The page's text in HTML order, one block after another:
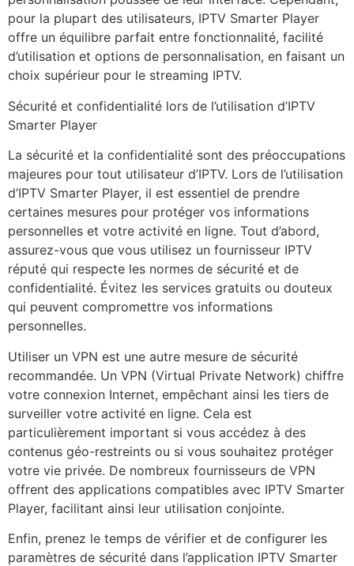
pour la plupart des utilisateurs, IPTV Smarter Player
offre un équilibre parfait entre fonctionnalité, facilité
d’utilisation et options de personnalisation, en faisant un
choix supérieur pour le streaming IPTV.
Sécurité et confidentialité lors de l’utilisation d’IPTV
Smarter Player
La sécurité et la confidentialité sont des préoccupations
majeures pour tout utilisateur d’IPTV. Lors de l’utilisation
d’IPTV Smarter Player, il est essentiel de prendre
certaines mesures pour protéger vos informations
personnelles et votre activité en ligne. Tout d’abord,
assurez-vous que vous utilisez un fournisseur IPTV
réputé qui respecte les normes de sécurité et de
confidentialité. Évitez les services gratuits ou douteux
qui peuvent compromettre vos informations
personnelles.
Utiliser un VPN est une autre mesure de sécurité
recommandée. Un VPN (Virtual Private Network) chiffre
votre connexion Internet, empêchant ainsi les tiers de
surveiller votre activité en ligne. Cela est
particulièrement important si vous accédez à des
contenus géo-restreints ou si vous souhaitez protéger
votre vie privée. De nombreux fournisseurs de VPN
offrent des applications compatibles avec IPTV Smarter
Player, facilitant ainsi leur utilisation conjointe.
Enfin, prenez le temps de vérifier et de configurer les
paramètres de sécurité dans l’application IPTV Smarter